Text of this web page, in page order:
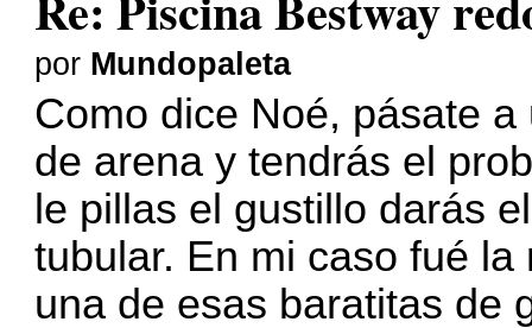
por Mundopaleta
Como dice Noé, pásate
de arena y tendrás el
le pillas el gustillo darás
tubular. En mi caso fué
una de esas baratitas de